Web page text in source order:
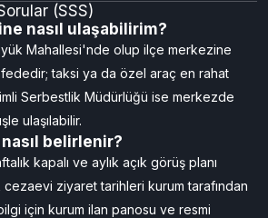
(SSS)
nasıl ulaşabilirim?
Mahallesi'nde olup ilçe merkezine
taksi ya da özel araç en rahat
Serbestlik Müdürlüğü ise merkezde
ulaşılabilir.
belirlenir?
kapalı ve aylık açık görüş planı
cezaevi ziyaret tarihleri kurum tarafından
için kurum ilan panosu ve resmi